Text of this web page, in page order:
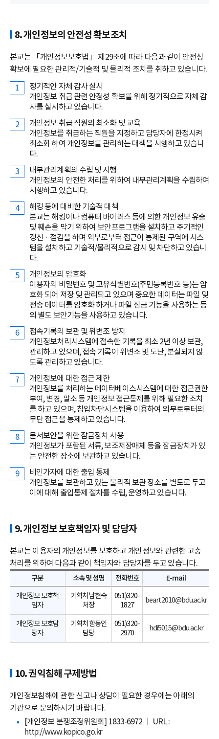
8. 개인정보의 안전성 확보조치
본교는 「개인정보보호법」 제29조에 따라 다음과 같이 안전성
확보에 필요한 관리적/기술적 및 물리적 조치를 취하고 있습니다.
정기적인 자체 감사 실시
개인정보 취급 관련 안정성 확보를 위해 정기적으로 자체 감
사를 실시하고 있습니다.
개인정보 취급 직원의 최소화 및 교육
개인정보를 취급하는 직원을 지정하고 담당자에 한정시켜
최소화 하여 개인정보를 관리하는 대책을 시행하고 있습니
다.
내부관리계획의 수립 및 시행
개인정보의 안전한 처리를 위하여 내부관리계획을 수립하여
시행하고 있습니다.
해킹 등에 대비한 기술적 대책
본교는 해킹이나 컴퓨터 바이러스 등에 의한 개인정보 유출
및 훼손을 막기 위하여 보안프로그램을 설치하고 주기적인
갱신 · 점검을 하며 외부로부터 접근이 통제된 구역에 시스
템을 설치하고 기술적/물리적으로 감시 및 차단하고 있습니
다.
개인정보의 암호화
이용자의 비밀번호 및 고유식별번호(주민등록번호 등)는 암
호화 되어 저장 및 관리되고 있으며 중요한 데이터는 파일 및
전송 데이터를 암호화 하거나 파일 잠금 기능을 사용하는 등
의 별도 보안기능을 사용하고 있습니다.
접속기록의 보관 및 위변조 방지
개인정보처리시스템에 접속한 기록을 최소 2년 이상 보관,
관리하고 있으며, 접속 기록이 위변조 및 도난, 분실되지 않
도록 관리하고 있습니다.
개인정보에 대한 접근 제한
개인정보를 처리하는 데이터베이스시스템에 대한 접근권한
부여, 변경, 말소 등 개인정보 접근통제를 위해 필요한 조치
를 하고 있으며, 침입차단시스템을 이용하여 외부로부터의
무단 접근을 통제하고 있습니다.
문서보안을 위한 잠금장치 사용
개인정보가 포함된 서류, 보조저장매체 등을 잠금장치가 있
는 안전한 장소에 보관하고 있습니다.
비인가자에 대한 출입 통제
개인정보를 보관하고 있는 물리적 보관 장소를 별도로 두고
이에 대해 출입통제 절차를 수립, 운영하고 있습니다.
9. 개인정보 보호책임자 및 담당자
본교는 이용자의 개인정보를 보호하고 개인정보와 관련한 고충
처리를 위하여 다음과 같이 책임자와 담당자를 두고 있습니다.
구분 소속 및 성명 전화번호
E-mail
개인정보 보호책
임자
기획처 남현숙
처장
051)320-
1827
beart2010@bdu.ac.kr
개인정보 보호담
당자
기획처 함동인
담당
051)320-
2970
hdi5015@bdu.ac.kr
10. 권익침해 구제방법
개인정보침해에 관한 신고나 상담이 필요한 경우에는 아래의
기관으로 문의하시기 바랍니다.
[개인정보 분쟁조정위원회] 1833-6972 ㅣ URL :
http://www.kopico.go.kr